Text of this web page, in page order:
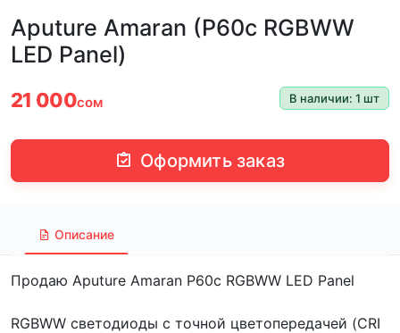
Aputure Amaran (P60c RGBWW
LED Panel)
21 000сом В наличии: 1 шт
Оформить заказ
Описание
Продаю Aputure Amaran P60c RGBWW LED Panel
RGBWW светодиоды с точной цветопередачей (CRI